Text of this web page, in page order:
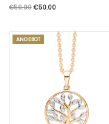
€59.00 €50.00
ANGEBOT